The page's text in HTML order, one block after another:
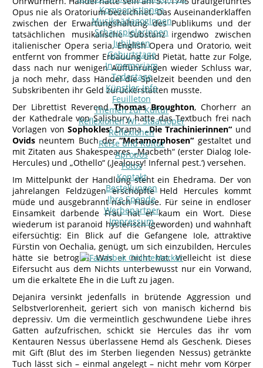
KomponistInnen
MusikpädagogInnen
SchauspielerInnen
Jubilaeen
Geburtstage
In memoriam
Todestage
Künstler-Info
Feuilleton
Themen zur Kultur
Reflexionen Wr. Staatsoper
Reflexionen
Reise und Kultur
Apropos
Fotos
Kontakt
Bestellungen
Ihre Spende
Werbepartner
Impressum
Opus nie als Oratorium bezeichnet. Das Auseinanderklaffen
zwischen der Erwartungshaltung des Publikums und der
tatsächlichen musikalische Substanz irgendwo zwischen
italienischer Opera seria, English Opera und Oratorio, weit
entfernt von frommer Erbauung und Pietät, hatte zur Folge,
dass nach nur wenigen Aufführungen wieder Schluss war,
ja noch mehr, dass Händel die Spielzeit beenden und den
Subskribenten ihr Geld zurückerstatten musste.
Der Librettist ReverendThomas Broughton, Chorherr an
der Kathedrale von Salisbury, hatte das Textbuch frei nach
Vorlagen vonSophokles‘Drama„Die Trachinierinnen“ und
Ovids neuntem Buch der“Metamorphosen“ gestaltet und
mit Zitaten aus Shakespeares „Macbeth“ (erster Dialog Iole-
Hercules) und „Othello“ (‚Jealousy! Infernal pest.‘) versehen.
Im Mittelpunkt der Handlung steht ein Ehedrama. Der von
jahrelangen Feldzügen erschöpfte Held Hercules kommt
müde und ausgebrannt nach Hause. Für seine in endloser
Einsamkeit darbende Frau hat er kaum ein Wort. Diese
wiederum ist paranoid hysterisch (geworden) und wahnhaft
eifersüchtig: Ein Blick auf die Gefangene Iole, attraktive
Fürstin von Oechalia, genügt, um sich einzubilden, Hercules
hätte sie betrogen. Was er nicht hat. Vielleicht ist diese
Eifersucht aus dem Nichts unterbewusst nur ein Vorwand,
um die erkaltete Ehe in die Luft zu jagen.
Dejanira versinkt jedenfalls in brütende Aggression und
Selbstverlorenheit, geriert sich von manisch kichernd bis
depressiv. Um die vermeintlich geschwundene Liebe ihres
Gatten aufzufrischen, schickt sie Hercules das ihr vom
Kentauren Nessus überlassene Hemd als Geschenk. Dieses
mit Gift (Blut des im Sterben liegenden Nessus) getränkte
Tuch lässt sich – einmal angelegt – nicht mehr vom Körper